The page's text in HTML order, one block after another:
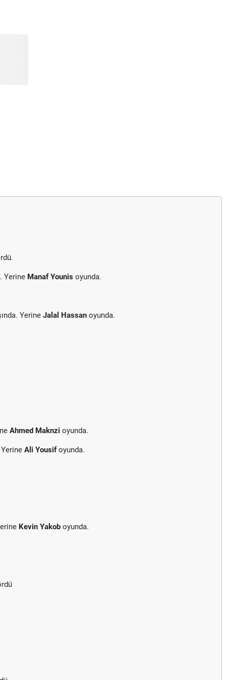
Yerine Manaf Younis oyunda.
Yerine Jalal Hassan oyunda.
Ahmed Maknzi oyunda.
Yerine Ali Yousifoyunda.
Kevin Yakob oyunda.